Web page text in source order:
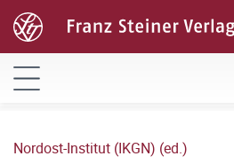
Nordost-Institut (IKGN) (ed.)